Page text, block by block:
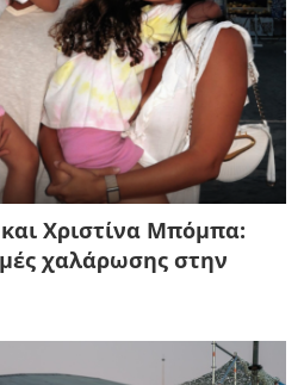
Χριστίνα Μπόμπα:
χαλάρωσης στην